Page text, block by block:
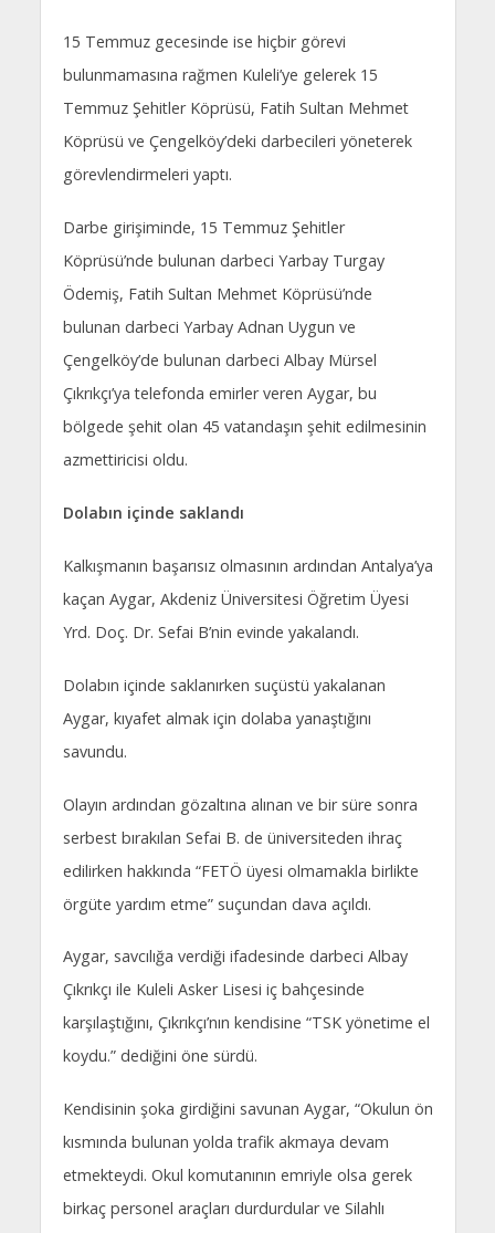
15 Temmuz gecesinde ise hiçbir görevi
bulunmamasına rağmen Kuleli’ye gelerek 15
Temmuz Şehitler Köprüsü, Fatih Sultan Mehmet
Köprüsü ve Çengelköy’deki darbecileri yöneterek
görevlendirmeleri yaptı.
Darbe girişiminde, 15 Temmuz Şehitler
Köprüsü’nde bulunan darbeci Yarbay Turgay
Ödemiş, Fatih Sultan Mehmet Köprüsü’nde
bulunan darbeci Yarbay Adnan Uygun ve
Çengelköy’de bulunan darbeci Albay Mürsel
Çıkrıkçı’ya telefonda emirler veren Aygar, bu
bölgede şehit olan 45 vatandaşın şehit edilmesinin
azmettiricisi oldu.
Dolabın içinde saklandı
Kalkışmanın başarısız olmasının ardından Antalya’ya
kaçan Aygar, Akdeniz Üniversitesi Öğretim Üyesi
Yrd. Doç. Dr. Sefai B’nin evinde yakalandı.
Dolabın içinde saklanırken suçüstü yakalanan
Aygar, kıyafet almak için dolaba yanaştığını
savundu.
Olayın ardından gözaltına alınan ve bir süre sonra
serbest bırakılan Sefai B. de üniversiteden ihraç
edilirken hakkında “FETÖ üyesi olmamakla birlikte
örgüte yardım etme” suçundan dava açıldı.
Aygar, savcılığa verdiği ifadesinde darbeci Albay
Çıkrıkçı ile Kuleli Asker Lisesi iç bahçesinde
karşılaştığını, Çıkrıkçı’nın kendisine “TSK yönetime el
koydu.” dediğini öne sürdü.
Kendisinin şoka girdiğini savunan Aygar, “Okulun ön
kısmında bulunan yolda trafik akmaya devam
etmekteydi. Okul komutanının emriyle olsa gerek
birkaç personel araçları durdurdular ve Silahlı